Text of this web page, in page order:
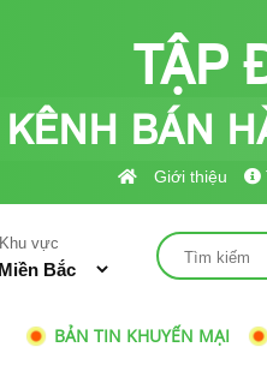
TẬP
KÊNH BÁN
Giới thiệu
Khu vực
BẢN TIN KHUYẾN MẠI